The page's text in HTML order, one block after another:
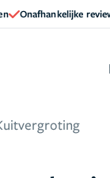
Onafhankelijke